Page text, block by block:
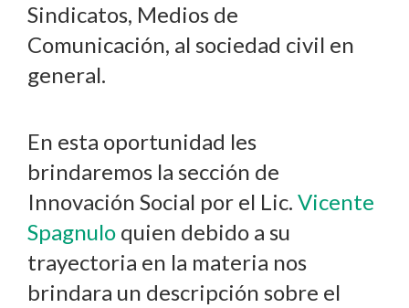
Sindicatos, Medios de
Comunicación, al sociedad civil en
general.
En esta oportunidad les
brindaremos la sección de
Innovación Social por el Lic. Vicente
Spagnulo quien debido a su
trayectoria en la materia nos
brindara un descripción sobre el